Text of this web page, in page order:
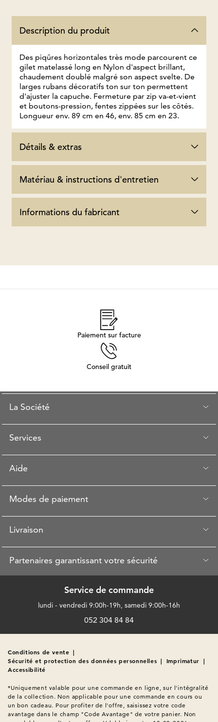
Description du produit
Des piqûres horizontales très mode parcourent ce
gilet matelassé long en Nylon d'aspect brillant,
chaudement doublé malgré son aspect svelte. De
larges rubans décoratifs ton sur ton permettent
d'ajuster la capuche. Fermeture par zip va-et-vient
et boutons-pression, fentes zippées sur les côtés.
Longueur env. 89 cm en 46, env. 85 cm en 23.
Détails & extras
Matériau & instructions d'entretien
Informations du fabricant
Paiement sur facture
Conseil gratuit
La Société
Services
Aide
Modes de paiement
Livraison
Partenaires garantissant votre sécurité
Service de commande
lundi - vendredi 9:00h-19h, samedi 9:00h-16h
052 304 84 84
Conditions de vente |
Sécurité et protection des données personnelles | Imprimatur |
Accessibilité
*Uniquement valable pour une commande en ligne, sur l'intégralité
de la collection. Non applicable pour une commande en cours ou
un bon cadeau. Pour profiter de l'offre, saisissez votre code
avantage dans le champ "Code Avantage" de votre panier. Non